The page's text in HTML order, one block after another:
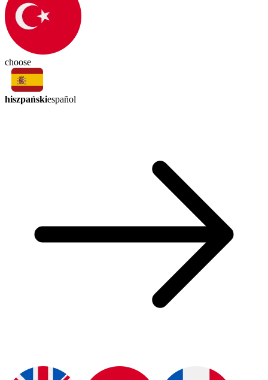
choose
hiszpańskiespañol